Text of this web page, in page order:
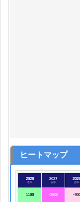
ヒートマップ
2028
吉宗
2027
吉宗
2026
吉宗
1100 -3500 -900